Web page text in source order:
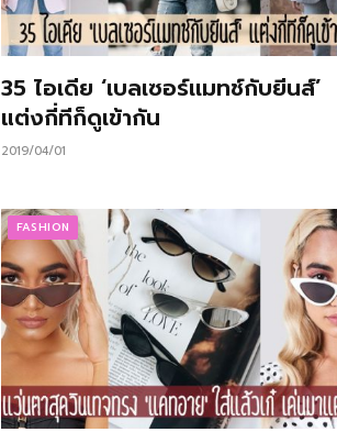
35 ไอเดีย ‘เบลเซอร์เเมทช์กับยีนส์’
แต่งกี่ทีก็ดูเข้ากัน
2019/04/01
FASHION